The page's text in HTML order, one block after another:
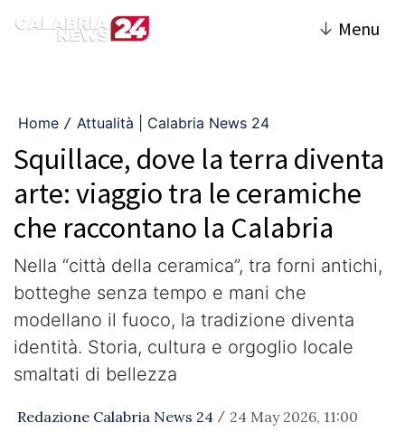
↓ Menu
Home / Attualità | Calabria News 24
Squillace, dove la terra diventa
arte: viaggio tra le ceramiche
che raccontano la Calabria
Nella “città della ceramica”, tra forni antichi,
botteghe senza tempo e mani che
modellano il fuoco, la tradizione diventa
identità. Storia, cultura e orgoglio locale
smaltati di bellezza
Redazione Calabria News 24 / 24 May 2026, 11:00